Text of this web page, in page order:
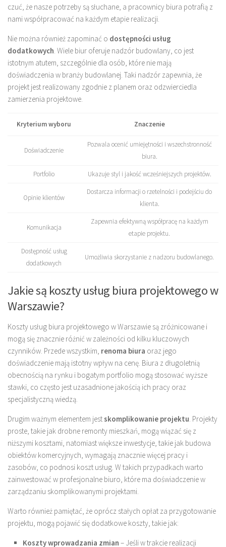
czuć, że nasze potrzeby są słuchane, a pracownicy biura potrafią z
nami współpracować na każdym etapie realizacji.
Nie można również zapominać o dostępności usług
dodatkowych. Wiele biur oferuje nadzór budowlany, co jest
istotnym atutem, szczególnie dla osób, które nie mają
doświadczenia w branży budowlanej. Taki nadzór zapewnia, że
projekt jest realizowany zgodnie z planem oraz odzwierciedla
zamierzenia projektowe.
Kryterium wyboru Znaczenie
Doświadczenie
Pozwala ocenić umiejętności i wszechstronność
biura.
Portfolio Ukazuje styl i jakość wcześniejszych projektów.
Opinie klientów
Dostarcza informacji o rzetelności i podejściu do
klienta.
Komunikacja
Zapewnia efektywną współpracę na każdym
etapie projektu.
Dostępność usług
dodatkowych
Umożliwia skorzystanie z nadzoru budowlanego.
Jakie są koszty usług biura projektowego w
Warszawie?
Koszty usług biura projektowego w Warszawie są zróżnicowane i
mogą się znacznie różnić w zależności od kilku kluczowych
czynników. Przede wszystkim, renoma biura oraz jego
doświadczenie mają istotny wpływ na cenę. Biura z długoletnią
obecnością na rynku i bogatym portfolio mogą stosować wyższe
stawki, co często jest uzasadnione jakością ich pracy oraz
specjalistyczną wiedzą.
Drugim ważnym elementem jestskomplikowanie projektu . Projekty
proste, takie jak drobne remonty mieszkań, mogą wiązać się z
niższymi kosztami, natomiast większe inwestycje, takie jak budowa
obiektów komercyjnych, wymagają znacznie więcej pracy i
zasobów, co podnosi koszt usług. W takich przypadkach warto
zainwestować w profesjonalne biuro, które ma doświadczenie w
zarządzaniu skomplikowanymi projektami.
Warto również pamiętać, że oprócz stałych opłat za przygotowanie
projektu, mogą pojawić się dodatkowe koszty, takie jak:
Koszty wprowadzania zmian – Jeśli w trakcie realizacji